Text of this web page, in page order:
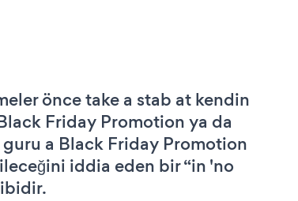
önce take a stab at kendin
Friday Promotion ya da
a Black Friday Promotion
iddia eden bir “in 'no